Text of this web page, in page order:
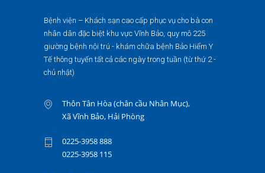
Bệnh viện – Khách sạn cao cấp phục vụ cho bà con
nhân dân đặc biệt khu vực Vĩnh Bảo, quy mô 225
giường bệnh nội trú - khám chữa bệnh Bảo Hiểm Y
Tế thông tuyến tất cả các ngày trong tuần (từ thứ 2 -
chủ nhật)
Thôn Tân Hòa (chân cầu Nhân Mục),
Xã Vĩnh Bảo, Hải Phòng
0225-3958 888
0225-3958 115